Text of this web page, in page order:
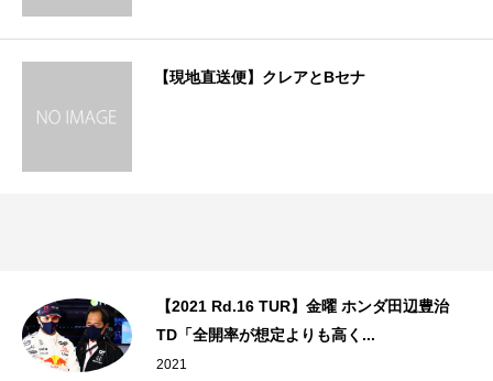
【現地直送便】クレアとBセナ
【2021 Rd.16 TUR】金曜 ホンダ田辺豊治
TD「全開率が想定よりも高く...
2021